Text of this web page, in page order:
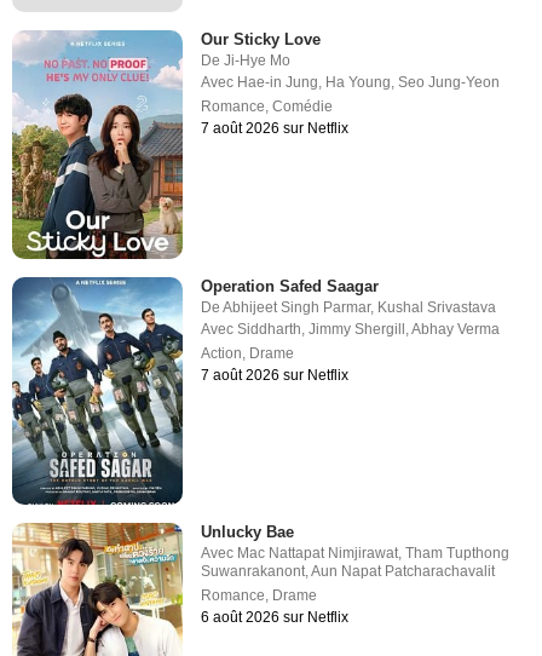
Our Sticky Love
DeJi-Hye Mo
Avec Hae-in Jung, Ha Young,Seo Jung-Yeon
Romance,Comédie
7 août 2026 sur Netflix
Operation Safed Saagar
DeAbhijeet Singh Parmar, Kushal Srivastava
AvecSiddharth ,Jimmy Shergill ,Abhay Verma
Action Drame
7 août 2026 sur Netflix
Unlucky Bae
Avec Mac Nattapat Nimjirawat,Tham Tupthong
Suwanrakanont,Aun Napat Patcharachavalit
Romance, Drame
6 août 2026 sur Netflix